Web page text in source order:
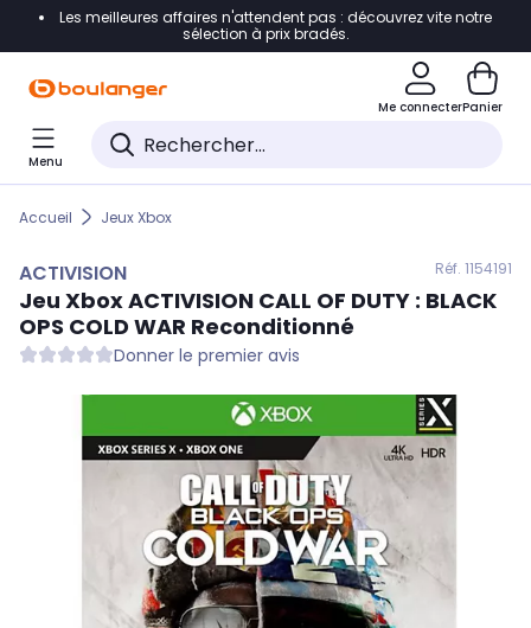
Accéder directement à la navigation
Accéder directement au pied de page
Accéder directement au chatbot
Les meilleures affaires n'attendent pas : découvrez vite notre
sélection à prix bradés.
Me connecterPanier
Menu
Accueil Jeux Xbox
ACTIVISION Réf. 1154191
Jeu XboxACTIVISION CALL OF DUTY : BLACK
OPS COLD WAR Reconditionné
Donner le premier avis